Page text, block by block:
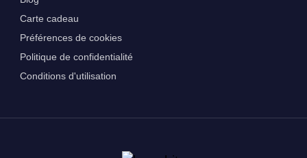
Carte cadeau
Préférences de cookies
Politique de confidentialité
Conditions d'utilisation